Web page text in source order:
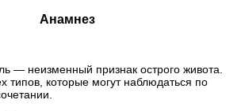
Анамнез
— неизменный признак острого живота.
типов, которые могут наблюдаться по